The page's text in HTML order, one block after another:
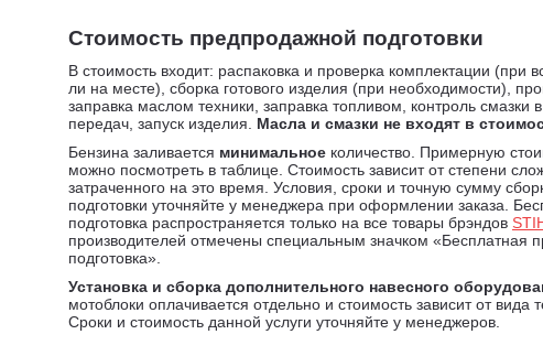
Стоимость предпродажной подготовки
В стоимость входит: распаковка и проверка комплектации (при
ли на месте), сборка готового изделия (при необходимости),
заправка маслом техники, заправка топливом, контроль смазки
передач, запуск изделия. Масла и смазки не входят в
Бензина заливается минимальное количество. Примерную
можно посмотреть в таблице. Стоимость зависит от степени
затраченного на это время. Условия, сроки и точную сумму
подготовки уточняйте у менеджера при оформлении заказа.
подготовка распространяется только на все товары брэндов
производителей отмечены специальным значком «Бесплатная
подготовка».
Установка и сборка дополнительного навесного
мотоблоки оплачивается отдельно и стоимость зависит от вида
Сроки и стоимость данной услуги уточняйте у менеджеров.